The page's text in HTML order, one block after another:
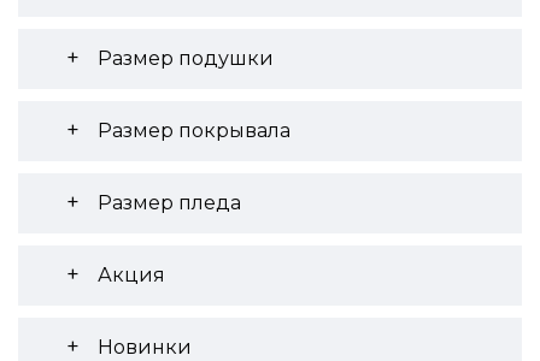
Размер подушки
Размер покрывала
Размер пледа
Акция
Новинки